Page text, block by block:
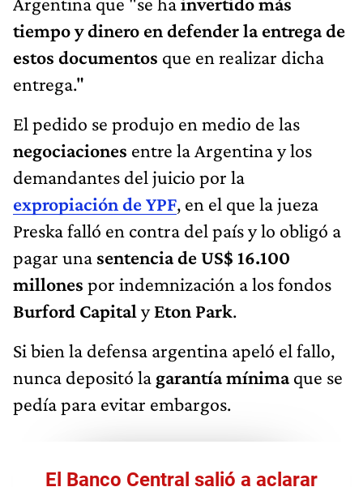
tiempo y dinero en defender la entrega de
estos documentos que en realizar dicha
entrega."
El pedido se produjo en medio de las
negociaciones entre la Argentina y los
demandantes del juicio por la
expropiación de YPF, en el que la jueza
Preska falló en contra del país y lo obligó a
pagar una sentencia de US$ 16.100
millones por indemnización a los fondos
Burford Capital yEton Park.
Si bien la defensa argentina apeló el fallo,
nunca depositó la garantía mínimaque se
pedía para evitar embargos.
El Banco Central salió a aclarar